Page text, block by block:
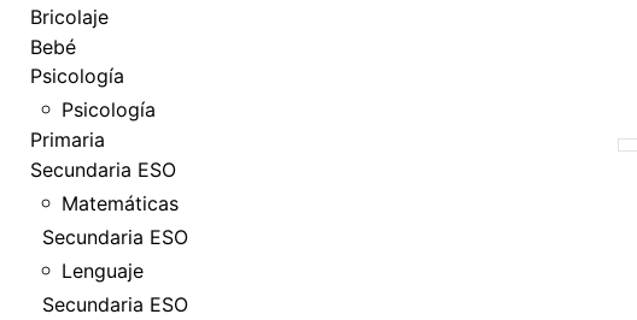
Bricolaje
Bebé
Psicología
Psicología
Primaria
Secundaria ESO
Matemáticas
Secundaria ESO
Lenguaje
Secundaria ESO